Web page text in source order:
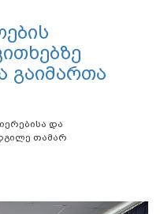
გაიმართა
და
თამარ